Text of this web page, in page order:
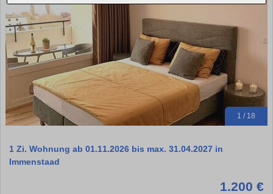
1 / 18
1 Zi. Wohnung ab 01.11.2026 bis max. 31.04.2027 in
Immenstaad
1.200 €